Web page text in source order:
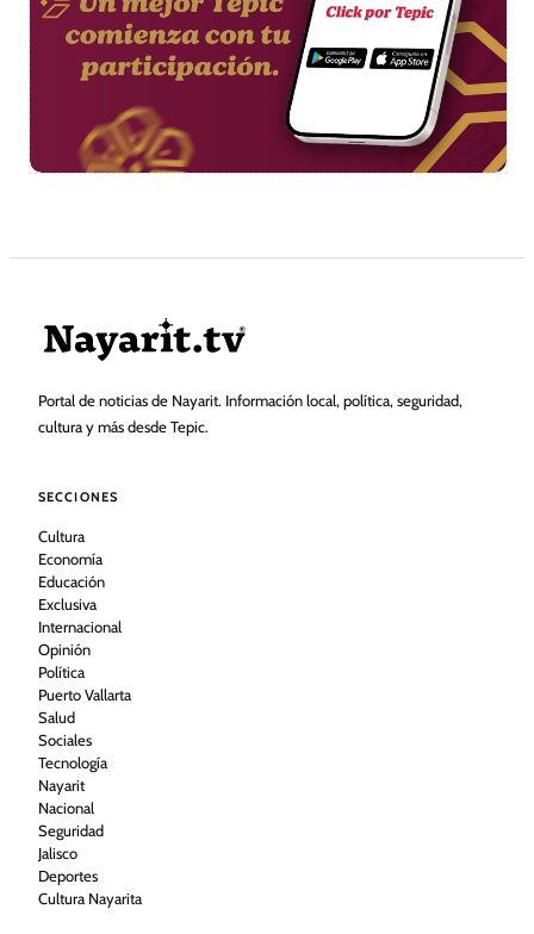
Portal de noticias de Nayarit. Información local, política, seguridad,
cultura y más desde Tepic.
SECCIONES
Cultura
Economía
Educación
Exclusiva
Internacional
Opinión
Política
Puerto Vallarta
Salud
Sociales
Tecnología
Nayarit
Nacional
Seguridad
Jalisco
Deportes
Cultura Nayarita